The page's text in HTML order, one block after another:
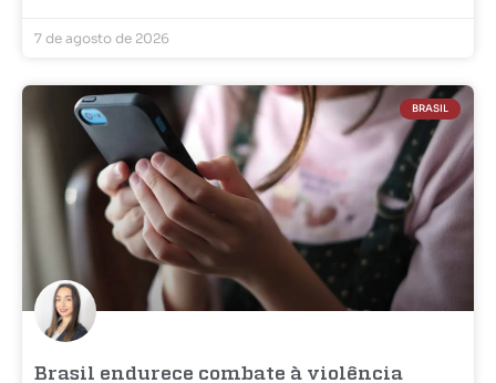
7 de agosto de 2026
BRASIL
Brasil endurece combate à violência